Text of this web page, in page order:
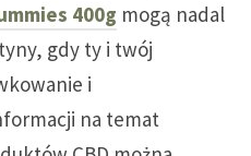
400g mogą nadal
gdy ty i twój
i
na temat